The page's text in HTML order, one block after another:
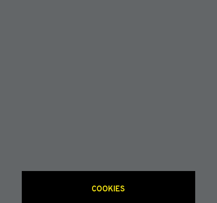
COOKIES